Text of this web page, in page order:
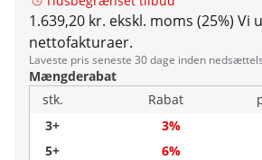
1.639,20 kr. ekskl. moms (25%) Vi
nettofakturaer.
Laveste pris seneste 30 dage inden
Mængderabat
stk.
Rabat
3+
3%
5+
6%